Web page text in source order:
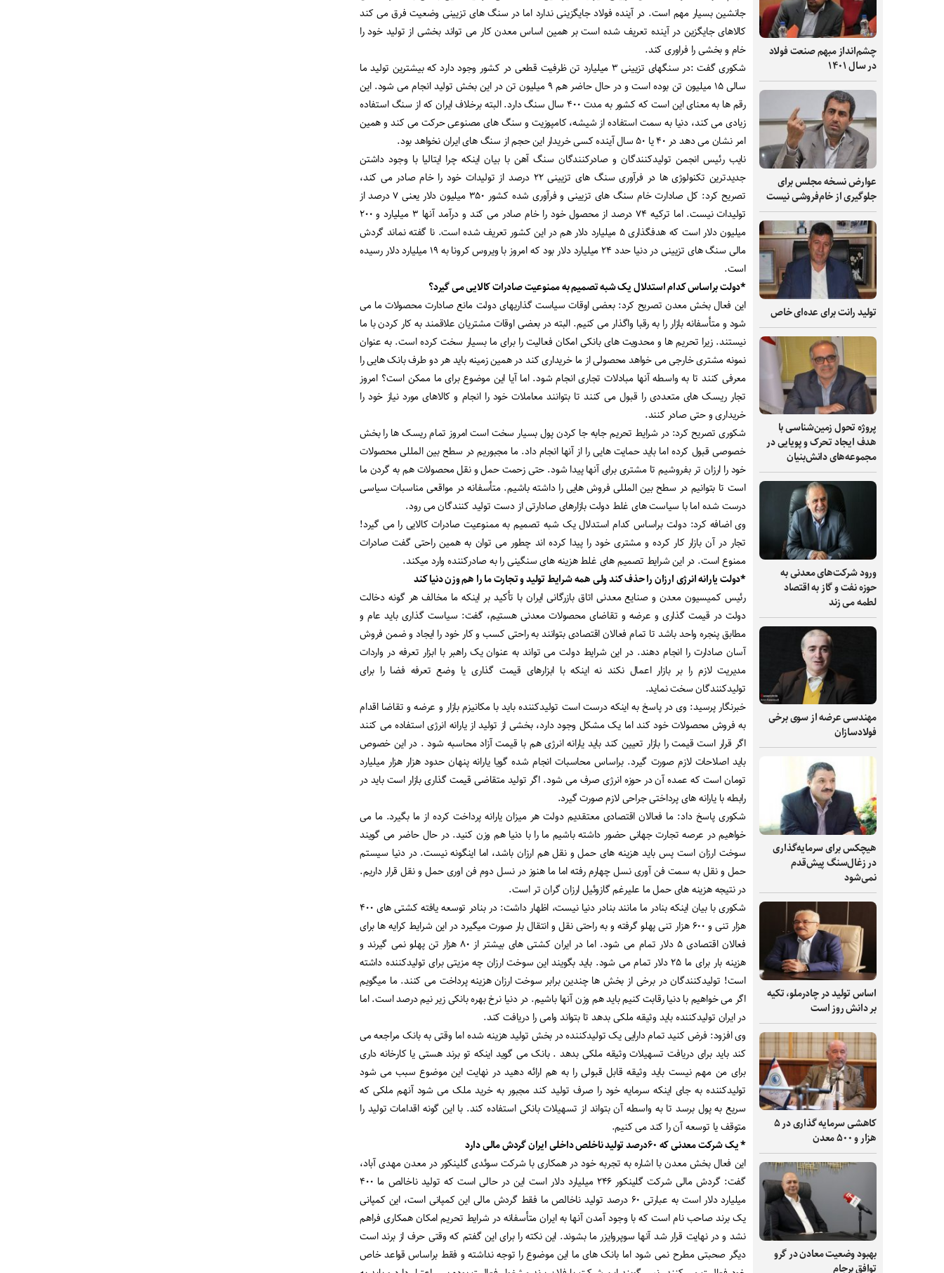
چشم‌انداز مبهم صنعت فولاد
در سال ۱۴۰۱
عوارض نسخه مجلس برای
جلوگیری از خام‌فروشی نیست
تولید رانت برای عده‌ای خاص
پروژه تحول زمین‌شناسی با
هدف ایجاد تحرک و پویایی در
مجموعه‌های دانش‌بنیان
ورود شرکت‌های معدنی به
حوزه نفت و گاز به اقتصاد
لطمه می زند
مهندسی عرضه از سوی برخی
فولادسازان
هیچکس برای سرمایه‌گذاری
در زغال‌سنگ پیش‌قدم
نمی‌شود
اساس تولید در چادرملو، تکیه
بر دانش‌ روز است
کاهشی سرمایه گذاری در ۵
هزار و ۵۰۰ معدن
بهبود وضعیت معادن در گرو
توافق برجام
جانشین بسیار مهم است. در آینده فولاد جایگزینی ندارد اما در سنگ های تزیینی وضعیت فرق می کند
کالاهای جایگزین در آینده تعریف شده است بر همین اساس معدن کار می تواند بخشی از تولید خود را
خام و بخشی را فراوری کند.
شکوری گفت :در سنگهای تزیینی ۳ میلیارد تن ظرفیت قطعی در کشور وجود دارد که بیشترین تولید ما
سالی ۱۵ میلیون تن بوده است و در حال حاضر هم ۹ میلیون تن در این بخش تولید انجام می شود. این
رقم ها به معنای این است که کشور به مدت ۴۰۰ سال سنگ دارد. البته برخلاف ایران که از سنگ استفاده
زیادی می کند، دنیا به سمت استفاده از شیشه، کامپوزیت و سنگ های مصنوعی حرکت می کند و همین
امر نشان می دهد در ۴۰ یا ۵۰ سال آینده کسی خریدار این حجم از سنگ های ایران نخواهد بود.
نایب رئیس انجمن تولیدکنندگان و صادرکنندگان سنگ آهن با بیان اینکه چرا ایتالیا با وجود داشتن
جدیدترین تکنولوژی ها در فرآوری سنگ های تزیینی ۲۲ درصد از تولیدات خود را خام صادر می کند،
تصریح کرد: کل صادارت خام سنگ های تزیینی و فرآوری شده کشور ۳۵۰ میلیون دلار یعنی ۷ درصد از
تولیدات نیست. اما ترکیه ۷۴ درصد از محصول خود را خام صادر می کند و درآمد آنها ۳ میلیارد و ۲۰۰
میلیون دلار است که هدفگذاری ۵ میلیارد دلار هم در این کشور تعریف شده است. نا گفته نماند گردش
مالی سنگ های تزیینی در دنیا حدد ۲۴ میلیارد دلار بود که امروز با ویروس کرونا به ۱۹ میلیارد دلار رسیده
است.
*دولت براساس کدام استدلال یک شبه تصمیم به ممنوعیت صادرات کالایی می گیرد؟
این فعال بخش معدن تصریح کرد: بعضی اوقات سیاست گذاریهای دولت مانع صادارت محصولات ما می
شود و متأسفانه بازار را به رقبا واگذار می کنیم. البته در بعضی اوقات مشتریان علاقمند به کار کردن با ما
نیستند. زیرا تحریم ها و محدویت های بانکی امکان فعالیت را برای ما بسیار سخت کرده است. به عنوان
نمونه مشتری خارجی می خواهد محصولی از ما خریداری کند در همین زمینه باید هر دو طرف بانک هایی را
معرفی کنند تا به واسطه آنها مبادلات تجاری انجام شود. اما آیا این موضوع برای ما ممکن است؟ امروز
تجار ریسک های متعددی را قبول می کنند تا بتوانند معاملات خود را انجام و کالاهای مورد نیاز خود را
خریداری و حتی صادر کنند.
شکوری تصریح کرد: در شرایط تحریم جابه جا کردن پول بسیار سخت است امروز تمام ریسک ها را بخش
خصوصی قبول کرده اما باید حمایت هایی را از آنها انجام داد. ما مجبوریم در سطح بین المللی محصولات
خود را ارزان تر بفروشیم تا مشتری برای آنها پیدا شود. حتی زحمت حمل و نقل محصولات هم به گردن ما
است تا بتوانیم در سطح بین المللی فروش هایی را داشته باشیم. متأسفانه در مواقعی مناسبات سیاسی
درست شده اما با سیاست های غلط دولت بازارهای صادارتی از دست تولید کنندگان می رود.
وی اضافه کرد: دولت براساس کدام استدلال یک شبه تصمیم به ممنوعیت صادرات کالایی را می گیرد!
تجار در آن بازار کار کرده و مشتری خود را پیدا کرده اند چطور می توان به همین راحتی گفت صادرات
ممنوع است. در این شرایط تصمیم های غلط هزینه های سنگینی را به صادرکننده وارد میکند.
*دولت یارانه انرژی ارزان را حذف کند ولی همه شرایط تولید و تجارت ما را هم وزن دنیا کند
رئیس کمیسیون معدن و صنایع معدنی اتاق بازرگانی ایران با تأکید بر اینکه ما مخالف هر گونه دخالت
دولت در قیمت گذاری و عرضه و تقاضای محصولات معدنی هستیم، گفت: سیاست گذاری باید عام و
مطابق پنجره واحد باشد تا تمام فعالان اقتصادی بتوانند به راحتی کسب و کار خود را ایجاد و ضمن فروش
آسان صادارت را انجام دهند. در این شرایط دولت می تواند به عنوان یک راهبر با ابزار تعرفه در واردات
مدیریت لازم را بر بازار اعمال نکند نه اینکه با ابزارهای قیمت گذاری یا وضع تعرفه فضا را برای
تولیدکنندگان سخت نماید.
خبرنگار پرسید: وی در پاسخ به اینکه درست است تولیدکننده باید با مکانیزم بازار و عرضه و تقاضا اقدام
به فروش محصولات خود کند اما یک مشکل وجود دارد، بخشی از تولید از یارانه انرژی استفاده می کنند
اگر قرار است قیمت را بازار تعیین کند باید یارانه انرژی هم با قیمت آزاد محاسبه شود . در این خصوص
باید اصلاحات لازم صورت گیرد. براساس محاسبات انجام شده گویا یارانه پنهان حدود هزار هزار میلیارد
تومان است که عمده آن در حوزه انرژی صرف می شود. اگر تولید متقاضی قیمت گذاری بازار است باید در
رابطه با یارانه های پرداختی جراحی لازم صورت گیرد.
شکوری پاسخ داد: ما فعالان اقتصادی معتقدیم دولت هر میزان یارانه پرداخت کرده از ما بگیرد. ما می
خواهیم در عرصه تجارت جهانی حضور داشته باشیم ما را با دنیا هم وزن کنید. در حال حاضر می گویند
سوخت ارزان است پس باید هزینه های حمل و نقل هم ارزان باشد، اما اینگونه نیست. در دنیا سیستم
حمل و نقل به سمت فن آوری نسل چهارم رفته اما ما هنوز در نسل دوم فن اوری حمل و نقل قرار داریم.
در نتیجه هزینه های حمل ما علیرغم گازوئیل ارزان گران تر است.
شکوری با بیان اینکه بنادر ما مانند بنادر دنیا نیست، اظهار داشت: در بنادر توسعه یافته کشتی های ۴۰۰
هزار تنی و ۶۰۰ هزار تنی پهلو گرفته و به راحتی نقل و انتقال بار صورت میگیرد در این شرایط کرایه ها برای
فعالان اقتصادی ۵ دلار تمام می شود. اما در ایران کشتی های بیشتر از ۸۰ هزار تن پهلو نمی گیرند و
هزینه بار برای ما ۲۵ دلار تمام می شود. باید بگویند این سوخت ارزان چه مزیتی برای تولیدکننده داشته
است! تولیدکنندگان در برخی از بخش ها چندین برابر سوخت ارزان هزینه پرداخت می کنند. ما میگویم
اگر می خواهیم با دنیا رقابت کنیم باید هم وزن آنها باشیم. در دنیا نرخ بهره بانکی زیر نیم درصد است. اما
در ایران تولیدکننده باید وثیقه ملکی بدهد تا بتواند وامی را دریافت کند.
وی افزود: فرض کنید تمام دارایی یک تولیدکننده در بخش تولید هزینه شده اما وقتی به بانک مراجعه می
کند باید برای دریافت تسهیلات وثیقه ملکی بدهد . بانک می گوید اینکه تو برند هستی یا کارخانه داری
برای من مهم نیست باید وثیقه قابل قبولی را به هم ارائه دهید در نهایت این موضوع سبب می شود
تولیدکننده به جای اینکه سرمایه خود را صرف تولید کند مجبور به خرید ملک می شود آنهم ملکی که
سریع به پول برسد تا به واسطه آن بتواند از تسهیلات بانکی استفاده کند. با این گونه اقدامات تولید را
متوقف یا توسعه آن را کند می کنیم.
* یک شرکت معدنی که ۶۰درصد تولید ناخلص داخلی ایران گردش مالی دارد
این فعال بخش معدن با اشاره به تجربه خود در همکاری با شرکت سوئدی گلینکور در معدن مهدی آباد،
گفت: گردش مالی شرکت گلینکور ۲۴۶ میلیارد دلار است این در حالی است که تولید ناخالص ما ۴۰۰
میلیارد دلار است به عبارتی ۶۰ درصد تولید ناخالص ما فقط گردش مالی این کمپانی است، این کمپانی
یک برند صاحب نام است که با وجود آمدن آنها به ایران متأسفانه در شرایط تحریم امکان همکاری فراهم
نشد و در نهایت قرار شد آنها سوپروایزر ما بشوند. این نکته را برای این گفتم که وقتی حرف از برند است
دیگر صحبتی مطرح نمی شود اما بانک های ما این موضوع را توجه نداشته و فقط براساس قواعد خاص